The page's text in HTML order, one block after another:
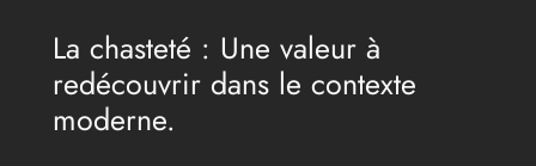
La chasteté : Une valeur à
redécouvrir dans le contexte
moderne.